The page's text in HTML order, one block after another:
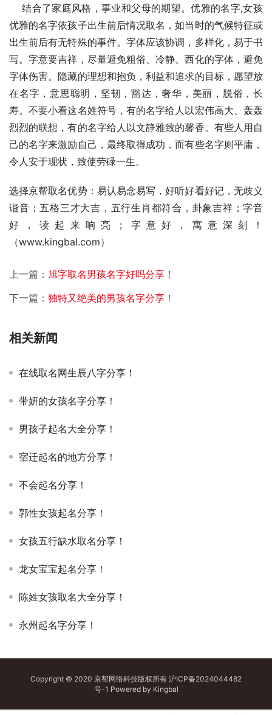
    结合了家庭风格，事业和父母的期望。优雅的名字,女孩
优雅的名字依孩子出生前后情况取名，如当时的气候特征或
出生前后有无特殊的事件。字体应该协调，多样化，易于书
写。字意要吉祥，尽量避免粗俗、冷静、西化的字体，避免
字体伤害。隐藏的理想和抱负，利益和追求的目标，愿望放
在名字，意思聪明，坚韧，豁达，奢华，美丽，脱俗，长
寿。不要小看这名姓符号，有的名字给人以宏伟高大、轰轰
烈烈的联想，有的名字给人以文静雅致的馨香。有些人用自
己的名字来激励自己，最终取得成功，而有些名字则平庸，
令人安于现状，致使劳碌一生。
选择京帮取名优势：易认易念易写，好听好看好记，无歧义
谐音；五格三才大吉，五行生肖都符合，卦象吉祥；字音
好，读起来响亮；字意好，寓意深刻！
（www.kingbal.com）
上一篇： 旭字取名男孩名字好吗分享！
下一篇： 独特又绝美的男孩名字分享！
相关新闻
在线取名网生辰八字分享！
带妍的女孩名字分享！
男孩子起名大全分享！
宿迁起名的地方分享！
不会起名分享！
郭性女孩起名分享！
女孩五行缺水取名分享！
龙女宝宝起名分享！
陈姓女孩取名大全分享！
永州起名字分享！
Copyright © 2020 京帮网络科技版权所有 沪ICP备2024044482
号-1 Powered by Kingbal